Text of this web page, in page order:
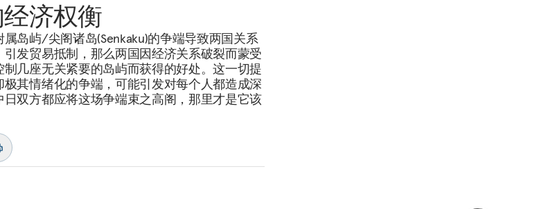
济权衡
岛屿/尖阁诸岛(Senkaku)的争端导致两国关系
发贸易抵制，那么两国因经济关系破裂而蒙受
几座无关紧要的岛屿而获得的好处。这一切提
其情绪化的争端，可能引发对每个人都造成深
双方都应将这场争端束之高阁，那里才是它该